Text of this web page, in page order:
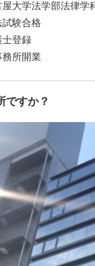
屋大学法学部法律
験合格
士登録
所開業
ですか？